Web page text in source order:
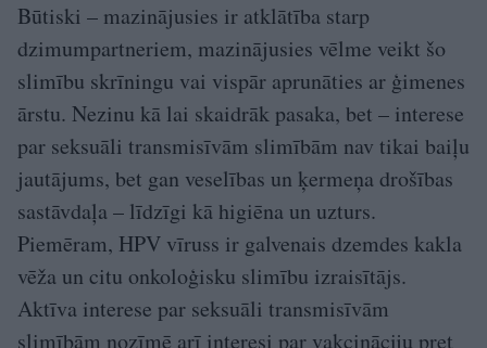
Būtiski – mazinājusies ir atklātība starp
dzimumpartneriem, mazinājusies vēlme veikt šo
slimību skrīningu vai vispār aprunāties ar ģimenes
ārstu. Nezinu kā lai skaidrāk pasaka, bet – interese
par seksuāli transmisīvām slimībām nav tikai baiļu
jautājums, bet gan veselības un ķermeņa drošības
sastāvdaļa – līdzīgi kā higiēna un uzturs.
Piemēram, HPV vīruss ir galvenais dzemdes kakla
vēža un citu onkoloģisku slimību izraisītājs.
Aktīva interese par seksuāli transmisīvām
slimībām nozīmē arī interesi par vakcināciju pret